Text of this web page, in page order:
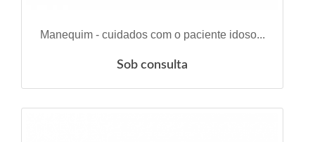
VER DETALHES
Manequim - cuidados com o paciente idoso...
Sob consulta